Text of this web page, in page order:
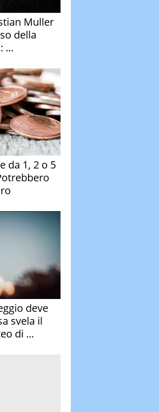
Muller
della
...
da 1, 2 o 5
deve
svela il
di ...